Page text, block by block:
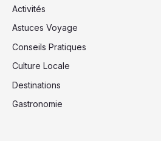
Activités
Astuces Voyage
Conseils Pratiques
Culture Locale
Destinations
Gastronomie